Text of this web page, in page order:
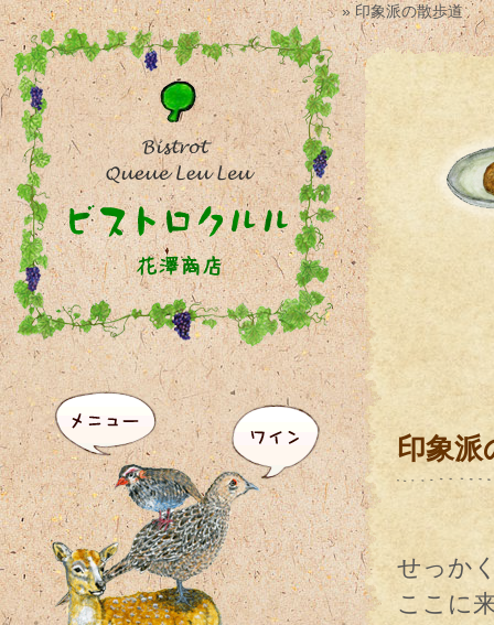
» 印象派の散歩道
印象派
せっか
ここに